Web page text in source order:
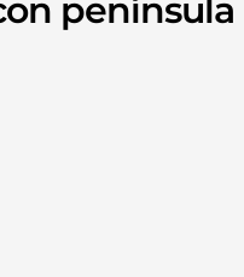
península